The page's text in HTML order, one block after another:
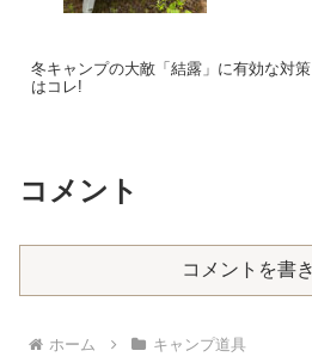
冬キャンプの大敵「結露」に有効な対策
はコレ!
コメント
コメントを書
ホーム キャンプ道具